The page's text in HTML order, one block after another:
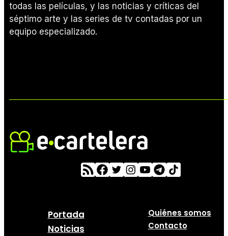
todas las películas, y las noticias y críticas del
séptimo arte y las series de tv contadas por un
equipo especializado.
Portada
Noticias
Quiénes somos
Contacto